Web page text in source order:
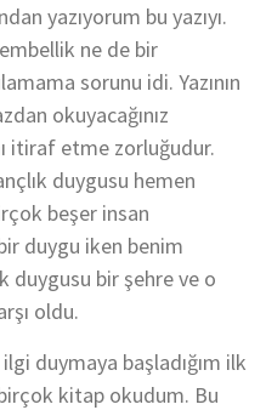
yazıyorum bu yazıyı.
ne de bir
sorunu idi. Yazının
okuyacağınız
itiraf etme zorluğudur.
duygusu hemen
beşer insan
duygu iken benim
duygusu bir şehre ve o
oldu.
duymaya başladığım ilk
kitap okudum. Bu